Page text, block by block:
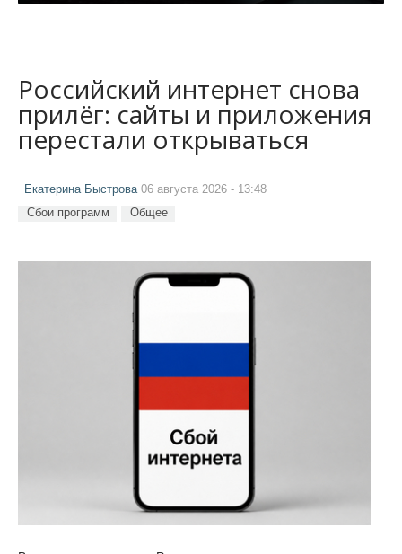
Российский интернет снова
прилёг: сайты и приложения
перестали открываться
Екатерина Быстрова 06 августа 2026 - 13:48
Сбои программ Общее